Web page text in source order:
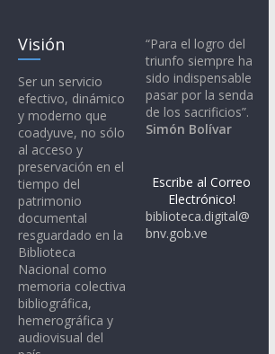
Visión
Ser un servicio
efectivo, dinámico
y moderno que
coadyuve, no sólo
al acceso y
preservación en el
tiempo del
patrimonio
documental
resguardado en la
Biblioteca
Nacional como
memoria colectiva
bibliográfica,
hemerográfica y
audiovisual del
“Para el logro del
triunfo siempre ha
sido indispensable
pasar por la senda
de los sacrificios”.
Simón Bolívar
Escribe al Correo
Electrónico!
biblioteca.digital@
bnv.gob.ve